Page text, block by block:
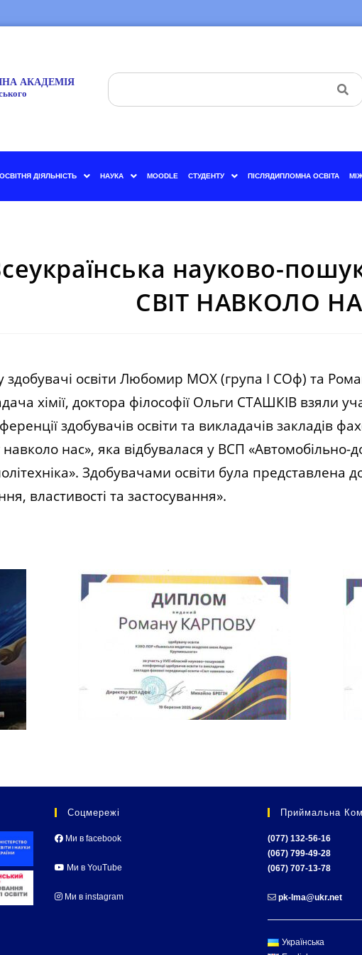
ОСВІТНЯ ДІЯЛЬНІСТЬ НАУКА MOODLE СТУДЕНТУ ПІСЛЯДИПЛОМНА ОСВІТА
науково-
СВІТ НАВКОЛО
освіти Любомир МОХ (група І СОф) та
хімії, доктора філософії Ольги СТАШКІВ взяли
здобувачів освіти та викладачів закладів
навколо нас», яка відбувалася у ВСП
Здобувачами освіти була представлена
властивості та застосування».
Соцмережі
Ми в facebook
Ми в YouTube
Ми в instagram
Приймальна
(077) 132-56-16
(067) 799-49-28
(067) 707-13-78
pk-lma@ukr.net
Українська